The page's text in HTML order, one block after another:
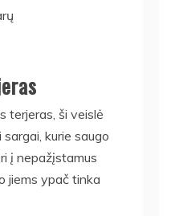
terjeras, ši veislė
kurie saugo
į nepažįstamus
jiems ypač tinka